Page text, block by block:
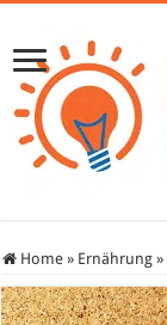
Home » Ernährung »